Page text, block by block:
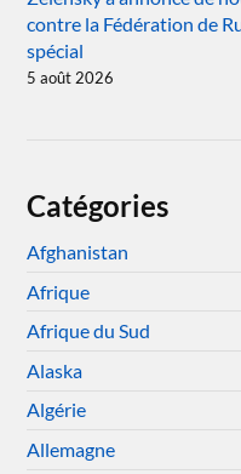
contre la Fédération de
spécial
5 août 2026
Catégories
Afghanistan
Afrique
Afrique du Sud
Alaska
Algérie
Allemagne